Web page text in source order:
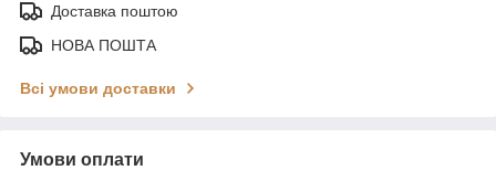
Доставка поштою
НОВА ПОШТА
Всі умови доставки
Умови оплати